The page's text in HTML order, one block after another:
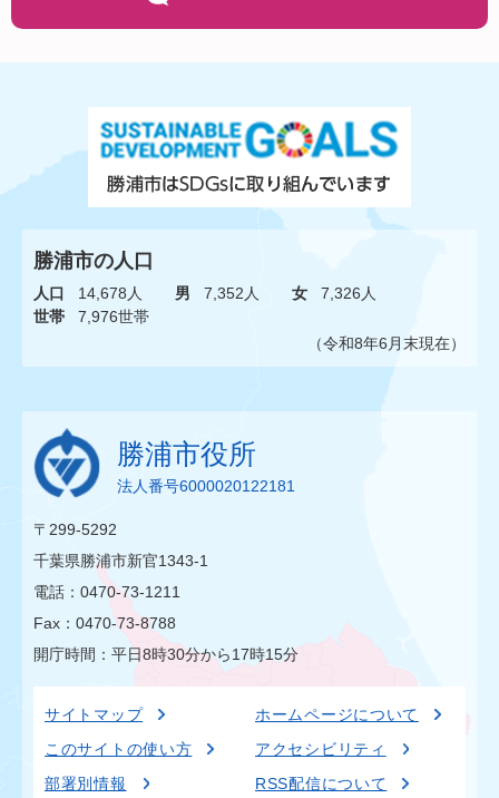
勝浦市の人口
人口 14,678人 男 7,352人 女
7,326人
世帯
7,976世帯
（令和8年6月末現在）
勝浦市役所
法人番号6000020122181
〒299-5292
千葉県勝浦市新官1343-1
電話：0470-73-1211
Fax：0470-73-8788
開庁時間：平日8時30分から17時15分
サイトマップ
ホームページについて
このサイトの使い方
アクセシビリティ
部署別情報
RSS配信について